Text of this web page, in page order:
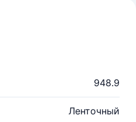
948.9
Ленточный